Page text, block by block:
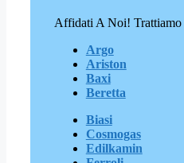
Affidati A Noi! Trattiamo
Argo
Ariston
Baxi
Beretta
Biasi
Cosmogas
Edilkamin